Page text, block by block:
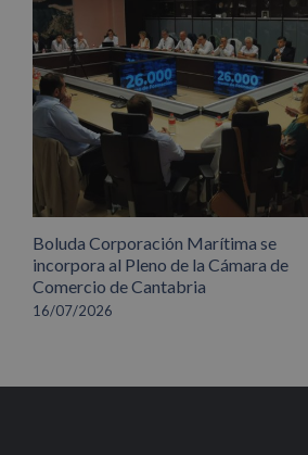
Boluda Corporación Marítima se
incorpora al Pleno de la Cámara de
Comercio de Cantabria
16/07/2026